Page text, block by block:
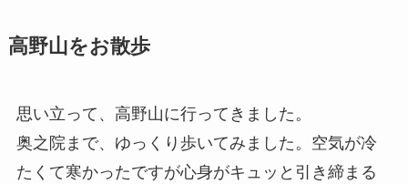
高野山をお散歩
思い立って、高野山に行ってきました。
奥之院まで、ゆっくり歩いてみました。空気が冷
たくて寒かったですが心身がキュッと引き締まる